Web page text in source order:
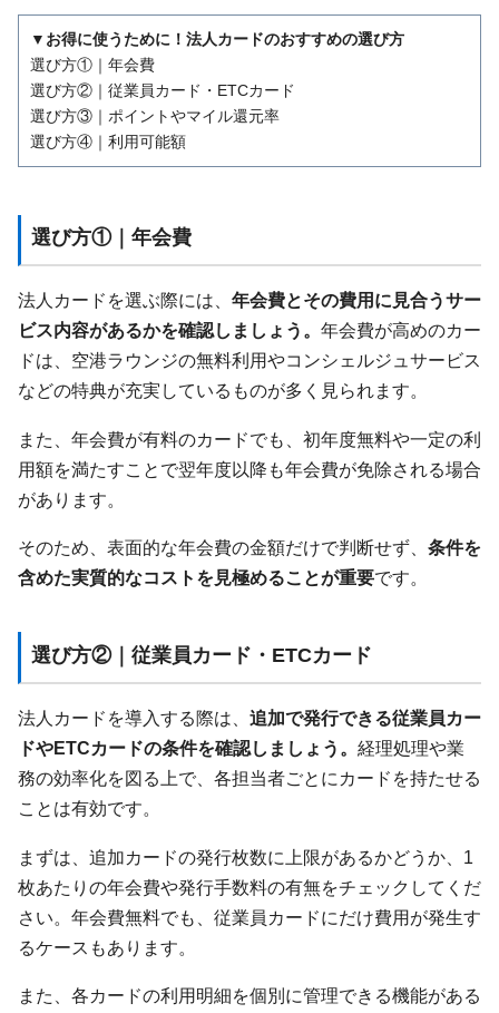
▼お得に使うために！法人カードのおすすめの選び方
選び方①｜年会費
選び方②｜従業員カード・ETCカード
選び方③｜ポイントやマイル還元率
選び方④｜利用可能額
選び方①｜年会費
法人カードを選ぶ際には、 年会費とその費用に見合うサー
ビス内容があるかを確認しましょう。 年会費が高めのカー
ドは、空港ラウンジの無料利用やコンシェルジュサービス
などの特典が充実しているものが多く見られます。
また、年会費が有料のカードでも、初年度無料や一定の利
用額を満たすことで翌年度以降も年会費が免除される場合
があります。
そのため、表面的な年会費の金額だけで判断せず、 条件を
含めた実質的なコストを見極めることが重要です。
選び方②｜従業員カード・ETCカード
法人カードを導入する際は、 追加で発行できる従業員カー
ドやETCカードの条件を確認しましょう。 経理処理や業
務の効率化を図る上で、各担当者ごとにカードを持たせる
ことは有効です。
まずは、追加カードの発行枚数に上限があるかどうか、1
枚あたりの年会費や発行手数料の有無をチェックしてくだ
さい。年会費無料でも、従業員カードにだけ費用が発生す
るケースもあります。
また、各カードの利用明細を個別に管理できる機能がある